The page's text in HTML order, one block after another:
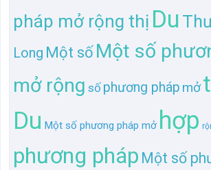
pháp mở rộng thị Du
Long Một số Một số
mở rộng số phương pháp mở
Du Một số phương pháp mở hợp
phương pháp Một số